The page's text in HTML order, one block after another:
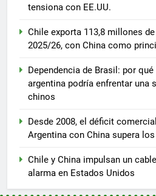
tensiona con EE.UU.
Chile exporta 113,8 millones
2025/26, con China como
Dependencia de Brasil: por
argentina podría enfrentar una
chinos
Desde 2008, el déficit
Argentina con China supera
Chile y China impulsan un
alarma en Estados Unidos